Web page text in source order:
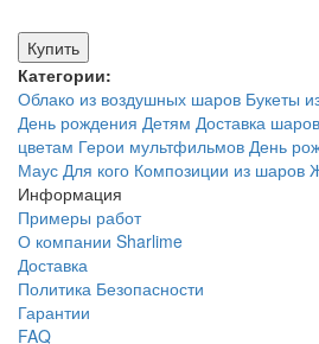
Купить
Категории:
Облако из воздушных шаров Букеты
День рождения Детям Доставка шаров
цветам Герои мультфильмов День
Маус Для кого Композиции из шаров
Информация
Примеры работ
О компании Sharlime
Доставка
Политика Безопасности
Гарантии
FAQ